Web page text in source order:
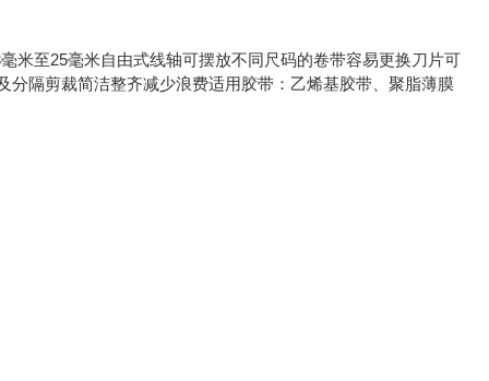
米至25毫米自由式线轴可摆放不同尺码的卷带容易更换刀片可
隔剪裁简洁整齐减少浪费适用胶带：乙烯基胶带、聚脂薄膜